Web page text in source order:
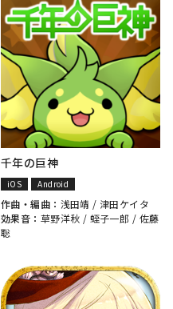
千年の巨神
iOS Android
作曲・編曲： 浅田靖 / 津田ケイタ
効果音： 草野洋秋 / 蛭子一郎 / 佐藤
聡